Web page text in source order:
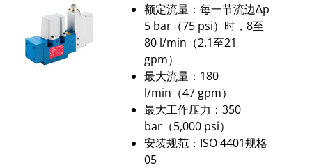
额定流量：每一节流边∆p
5 bar（75 psi）时，8至
80 l/min（2.1至21
gpm）
最大流量：180
l/min（47 gpm）
最大工作压力：350
bar（5,000 psi）
安装规范：ISO 4401规格
05